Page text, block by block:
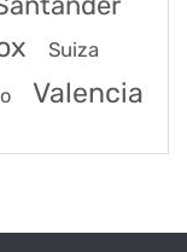
Suiza
Valencia